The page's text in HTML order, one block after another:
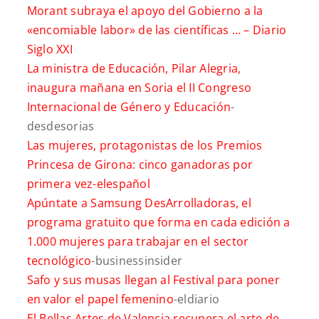
Morant subraya el apoyo del Gobierno a la
«encomiable labor» de las científicas … – Diario
Siglo XXI
La ministra de Educación, Pilar Alegria,
inaugura mañana en Soria el II Congreso
Internacional de Género y Educación-
desdesorias
Las mujeres, protagonistas de los Premios
Princesa de Girona: cinco ganadoras por
primera vez-elespañol
Apúntate a Samsung DesArrolladoras, el
programa gratuito que forma en cada edición a
1.000 mujeres para trabajar en el sector
tecnológico-businessinsider
Safo y sus musas llegan al Festival para poner
en valor el papel femenino-eldiario